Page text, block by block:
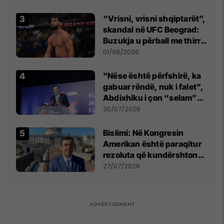
“Vrisni, vrisni shqiptarët”,
skandal në UFC Beograd:
Buzukja u përball me thirrje
anti-shqiptare nga
01/08/2026
"Nëse është përfshirë, ka
gabuar rëndë, nuk i falet",
Abdixhiku i çon “selam”
Përparim Ramës
30/07/2026
Bislimi: Në Kongresin
Amerikan është paraqitur
rezoluta që kundërshton
mbajtjen e Asamblesë
27/07/2026